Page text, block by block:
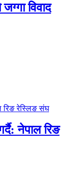
विवाद
नेपाल रिङ